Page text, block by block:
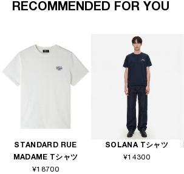
RECOMMENDED FOR YOU
STANDARD RUE
MADAME Tシャツ
¥18700
SOLANA Tシャツ
¥14300